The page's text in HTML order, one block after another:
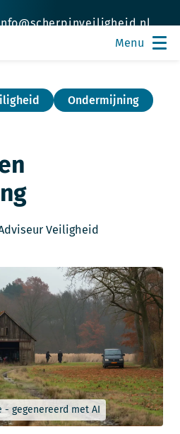
Ondermijning
Veiligheid
gegenereerd met AI